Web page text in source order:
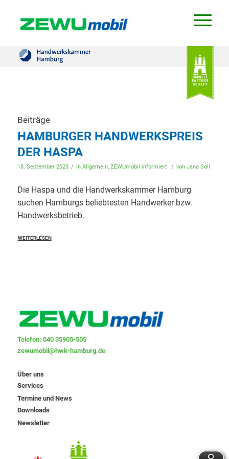
Beiträge
HAMBURGER HANDWERKSPREIS
DER HASPA
18. September 2023 / in Allgemein, ZEWUmobil informiert / von Jana Soll
Die Haspa und die Handwerkskammer Hamburg
suchen Hamburgs beliebtesten Handwerker bzw.
Handwerksbetrieb.
WEITERLESEN
Telefon: 040 35905-505
zewumobil@hwk-hamburg.de
Über uns
Services
Termine und News
Downloads
Newsletter